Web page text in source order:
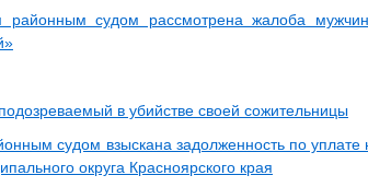
судом рассмотрена жалоба
в убийстве своей сожительницы
судом взыскана задолженность по уплате
округа Красноярского края